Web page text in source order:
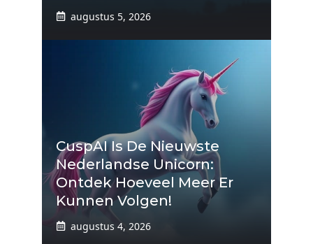
augustus 5, 2026
CuspAI Is De Nieuwste
Nederlandse Unicorn:
Ontdek Hoeveel Meer Er
Kunnen Volgen!
augustus 4, 2026